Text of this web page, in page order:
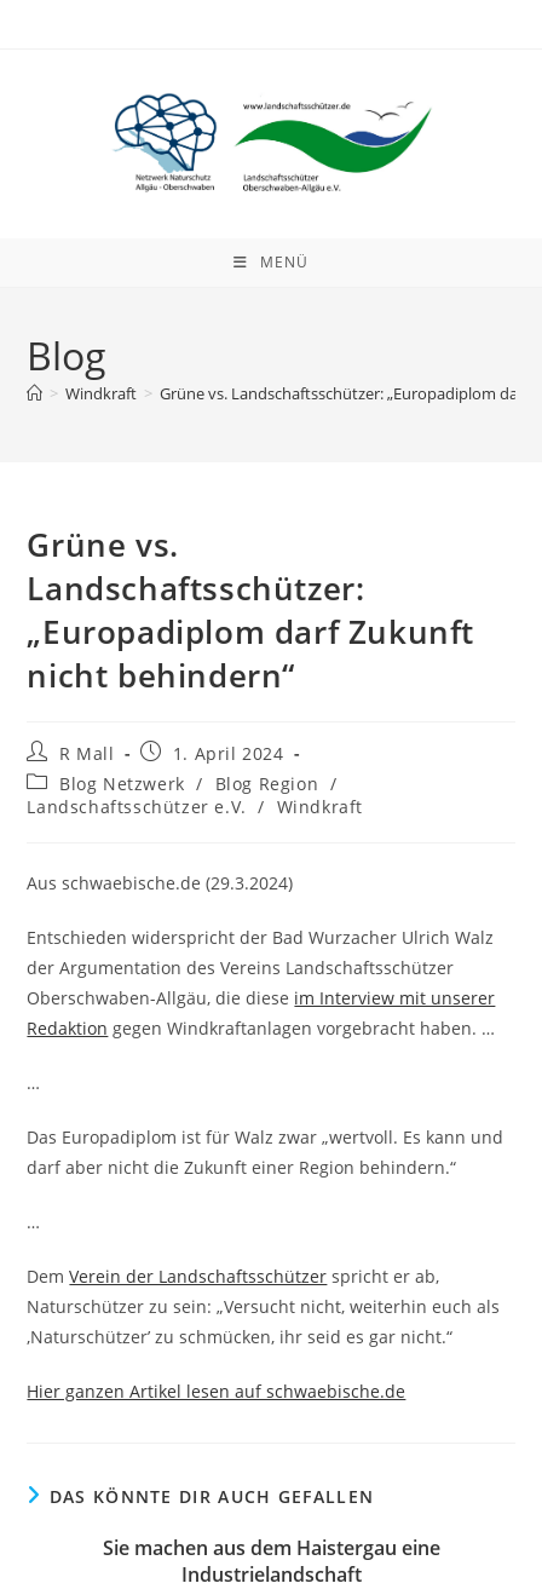
MENÜ
Blog
> Windkraft > Grüne vs. Landschaftsschützer: „Europadiplom darf
Grüne vs.
Landschaftsschützer:
„Europadiplom darf Zukunft
nicht behindern“
Beitrags-
Autor:
R Mall
Beitrag
veröffentlicht:
1. April 2024
Beitrags-
Kategorie:
Blog Netzwerk / Blog Region /
Landschaftsschützer e.V.
/ Windkraft
Aus schwaebische.de (29.3.2024)
Entschieden widerspricht der Bad Wurzacher Ulrich Walz
der Argumentation des Vereins Landschaftsschützer
Oberschwaben-Allgäu, die diese im Interview mit unserer
Redaktion gegen Windkraftanlagen vorgebracht haben. …
…
Das Europadiplom ist für Walz zwar „wertvoll. Es kann und
darf aber nicht die Zukunft einer Region behindern.“
…
DemVerein der Landschaftsschützer spricht er ab,
Naturschützer zu sein: „Versucht nicht, weiterhin euch als
,Naturschützer’ zu schmücken, ihr seid es gar nicht.“
Hier ganzen Artikel lesen auf schwaebische.de
DAS KÖNNTE DIR AUCH GEFALLEN
Sie machen aus dem Haistergau eine
Industrielandschaft